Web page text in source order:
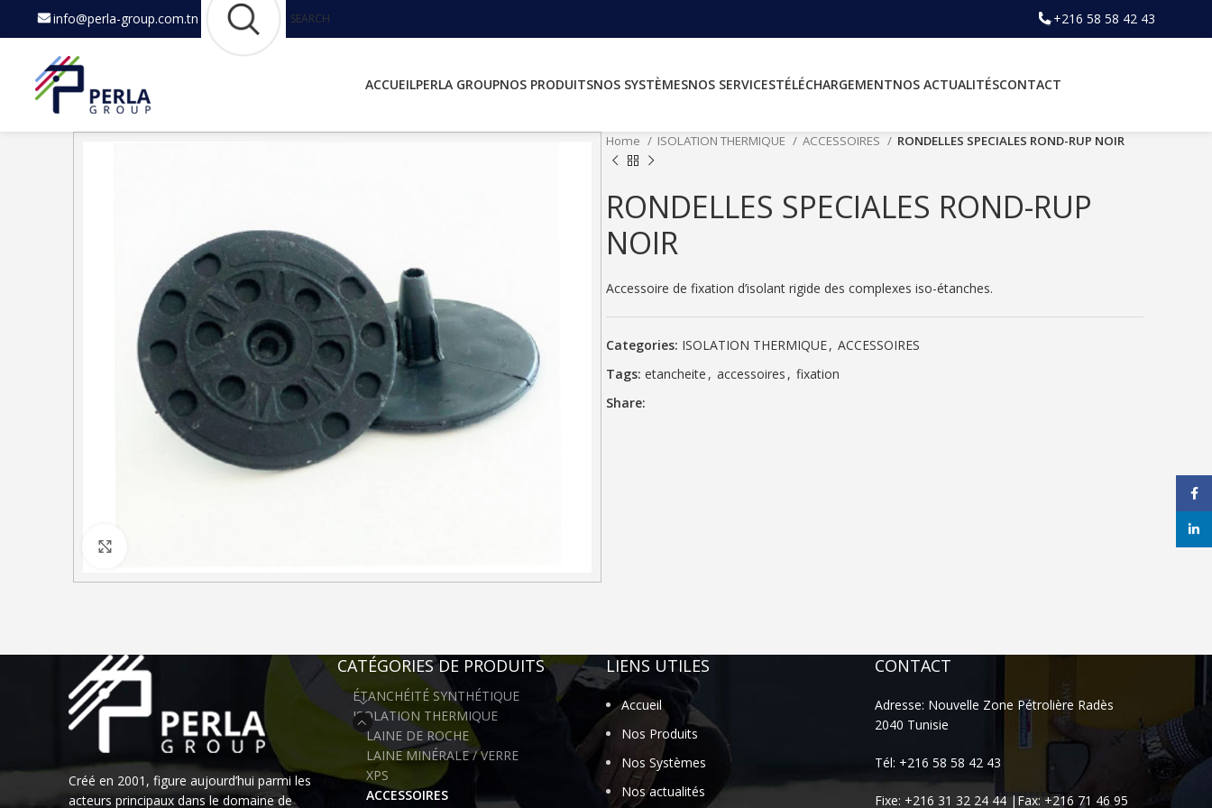
info@perla-group.com.tn SEARCH +216 58 58 42 43
ACCUEILPERLA GROUPNOS PRODUITSNOS SYSTÈMESNOS SERVICESTÉLÉCHARGEMENTNOS ACTUALITÉSCONTACT
Home ISOLATION THERMIQUE ACCESSOIRES RONDELLES SPECIALES ROND-RUP NOIR
RONDELLES SPECIALES ROND-RUP
NOIR
Accessoire de fixation d’isolant rigide des complexes iso-étanches.
Categories: ISOLATION THERMIQUE, ACCESSOIRES
Tags: etancheite , accessoires , fixation
Share:
Créé en 2001, figure aujourd’hui parmi les
acteurs principaux dans le domaine de
CATÉGORIES DE PRODUITS
ÉTANCHÉITÉ SYNTHÉTIQUE
ISOLATION THERMIQUE
LAINE DE ROCHE
LAINE MINÉRALE / VERRE
XPS
ACCESSOIRES
LIENS UTILES
Accueil
Nos Produits
Nos Systèmes
Nos actualités
CONTACT
Adresse: Nouvelle Zone Pétrolière Radès
2040 Tunisie
Tél: +216 58 58 42 43
Fixe: +216 31 32 24 44 |Fax: +216 71 46 95